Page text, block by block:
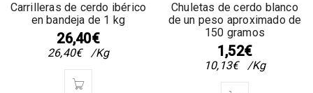
Carrilleras de cerdo ibérico
en bandeja de 1 kg
26,40€
26,40€ /Kg
Chuletas de cerdo blanco
de un peso aproximado de
150 gramos
1,52€
10,13€ /Kg